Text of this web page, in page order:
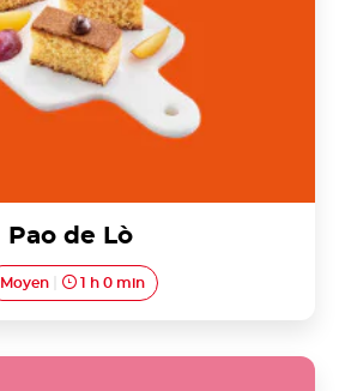
Pao de Lò
Moyen 1 h 0 min